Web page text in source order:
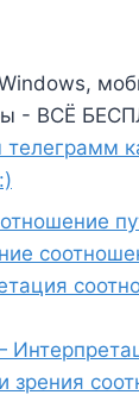
- ВСЁ
зрения